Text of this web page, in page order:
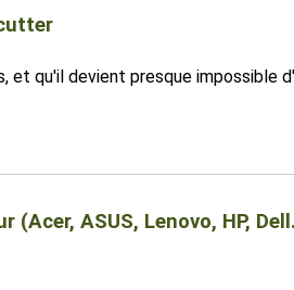
et qu'il devient presque impossible
ASUS, Lenovo, HP,